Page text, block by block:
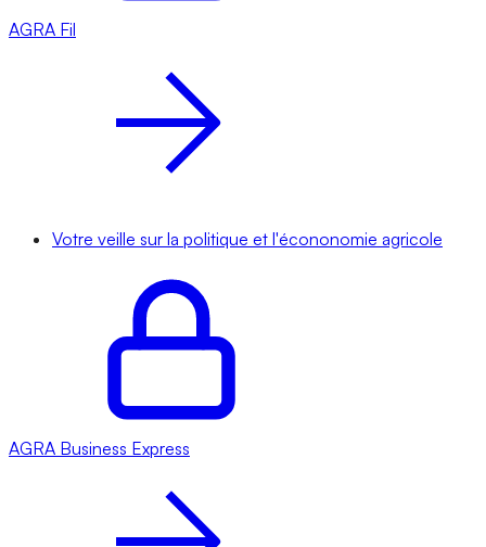
AGRA Fil
Votre veille sur la politique et l'écononomie agricole
AGRA Business Express